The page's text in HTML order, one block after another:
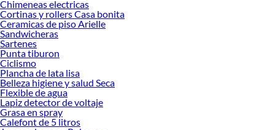
decoración. ¡Visítanos y haz tus ideas realidad!
Chimeneas electricas
Cortinas y rollers Casa bonita
Ceramicas de piso Arielle
Sandwicheras
Sartenes
Punta tiburon
Ciclismo
Plancha de lata lisa
Belleza higiene y salud Seca
Flexible de agua
Lapiz detector de voltaje
Grasa en spray
Calefont de 5 litros